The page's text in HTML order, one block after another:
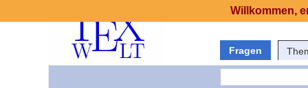
Fragen
Willkommen,